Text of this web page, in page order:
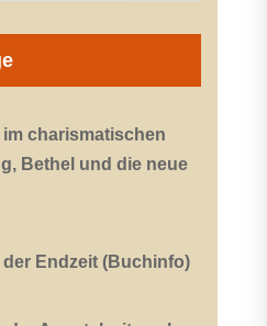
charismatischen
Bethel und die neue
Endzeit (Buchinfo)